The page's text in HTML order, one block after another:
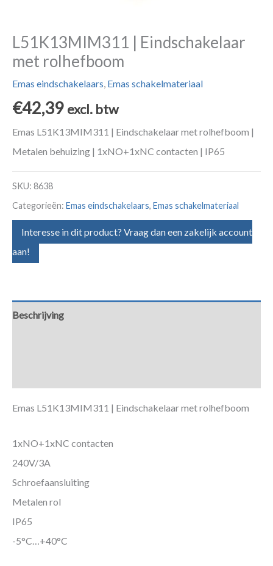
L51K13MIM311 | Eindschakelaar
met rolhefboom
Emas eindschakelaars, Emas schakelmateriaal
€42,39 excl. btw
Emas L51K13MIM311 | Eindschakelaar met rolhefboom |
Metalen behuizing | 1xNO+1xNC contacten | IP65
SKU: 8638
Categorieën: Emas eindschakelaars, Emas schakelmateriaal
Interesse in dit product? Vraag dan een zakelijk account
aan!
Beschrijving
Emas L51K13MIM311 | Eindschakelaar met rolhefboom
1xNO+1xNC contacten
240V/3A
Schroefaansluiting
Metalen rol
IP65
-5°C…+40°C